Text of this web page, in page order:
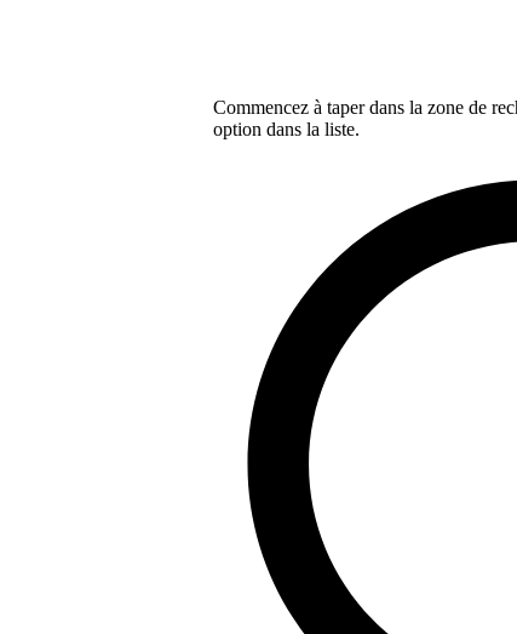
Commencez à taper dans la zone de
option dans la liste.